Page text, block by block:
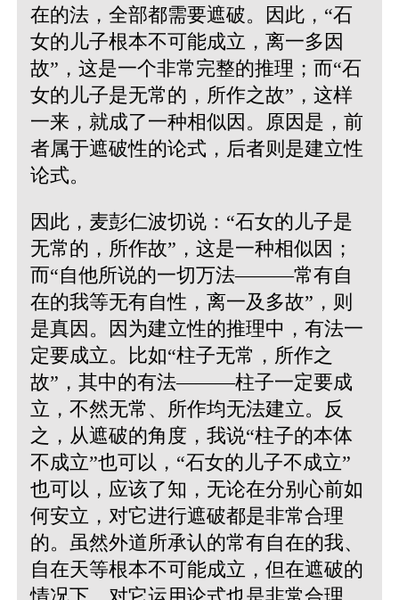
在的法，全部都需要遮破。因此，“石
女的儿子根本不可能成立，离一多因
故”，这是一个非常完整的推理；而“石
女的儿子是无常的，所作之故”，这样
一来，就成了一种相似因。原因是，前
者属于遮破性的论式，后者则是建立性
论式。
因此，麦彭仁波切说：“石女的儿子是
无常的，所作故”，这是一种相似因；
而“自他所说的一切万法———常有自
在的我等无有自性，离一及多故”，则
是真因。因为建立性的推理中，有法一
定要成立。比如“柱子无常，所作之
故”，其中的有法———柱子一定要成
立，不然无常、所作均无法建立。反
之，从遮破的角度，我说“柱子的本体
不成立”也可以，“石女的儿子不成立”
也可以，应该了知，无论在分别心前如
何安立，对它进行遮破都是非常合理
的。虽然外道所承认的常有自在的我、
自在天等根本不可能成立，但在遮破的